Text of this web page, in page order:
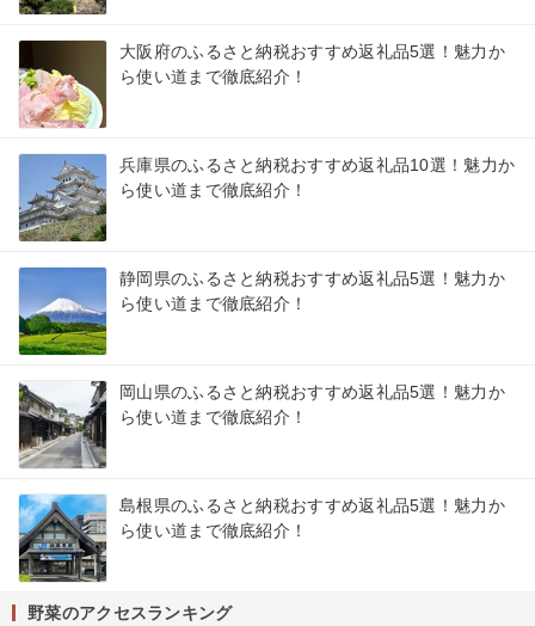
大阪府のふるさと納税おすすめ返礼品5選！魅力か
ら使い道まで徹底紹介！
兵庫県のふるさと納税おすすめ返礼品10選！魅力か
ら使い道まで徹底紹介！
静岡県のふるさと納税おすすめ返礼品5選！魅力か
ら使い道まで徹底紹介！
岡山県のふるさと納税おすすめ返礼品5選！魅力か
ら使い道まで徹底紹介！
島根県のふるさと納税おすすめ返礼品5選！魅力か
ら使い道まで徹底紹介！
野菜のアクセスランキング